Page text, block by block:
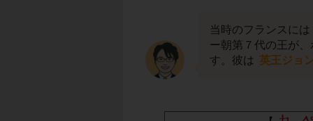
当時のフランスには
ー朝第７代の王が
す。彼は 英王ジョ